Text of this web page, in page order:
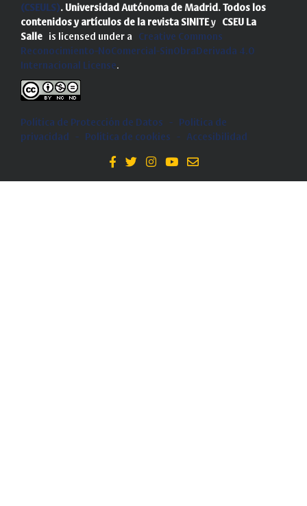
(CSEULS). Universidad Autónoma de Madrid. Todos los
contenidos y artículos de la revista SINITEy CSEU La
Salle is licensed under a Creative Commons
Reconocimiento-NoComercial-SinObraDerivada 4.0
Internacional License.
Política de Protección de Datos -
Politica de
privacidad
- Política de cookies - Accesibilidad